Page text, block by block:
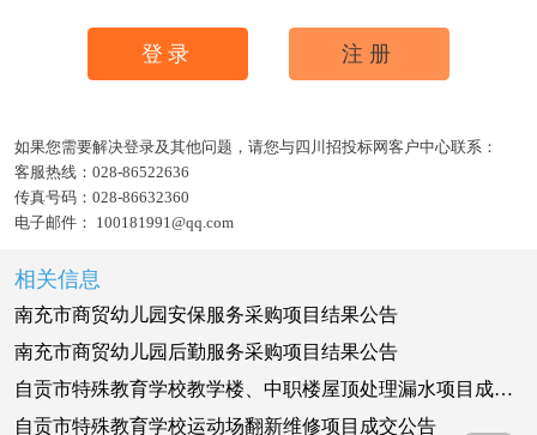
登录 注册
如果您需要解决登录及其他问题，请您与四川招投标网客户中心联系：
客服热线： 028-86522636
传真号码： 028-86632360
电子邮件： 100181991@qq.com
相关信息
南充市商贸幼儿园安保服务采购项目结果公告
南充市商贸幼儿园后勤服务采购项目结果公告
自贡市特殊教育学校教学楼、中职楼屋顶处理漏水项目成交公告
自贡市特殊教育学校运动场翻新维修项目成交公告